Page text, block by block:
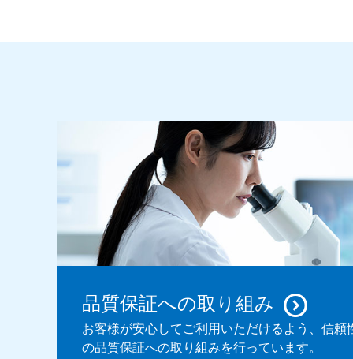
品質保証への取り組み
お客様が安心してご利用いただけるよう、信頼
の品質保証への取り組みを行っています。